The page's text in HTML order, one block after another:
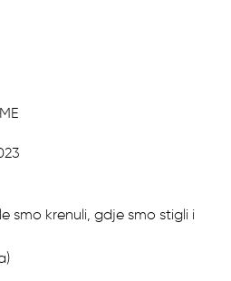
smo krenuli, gdje smo stigli i